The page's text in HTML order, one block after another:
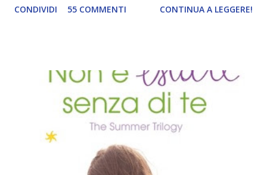
come sempre, mi riduco all'ultimo minuto lol Ho
miniatura ! Molte belle, sopratutto la prima! E mica
potevano mancare le torte di Hunger Games ! Che
MERAVIGLIA *_* non saprei proprio decidere la più bella
anche se penso che la seconda contenente i tre libri della
saga più i distretti, quella di Mockingjay e l'ultima siano dei
piccoli capolavori! Poi quella di Mockinjay con quelle piume
CONDIVIDI 55 COMMENTI CONTINUA A LEGGERE!